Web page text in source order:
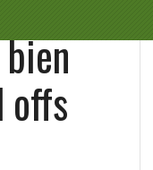
bien
offs